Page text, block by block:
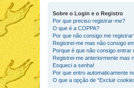
Sobre o Login e o Registro
Por que preciso registrar-me?
O que é a COPPA?
Por que não consigo me
Registrei-me mas não consigo
Porque é que não consigo entrar
Registrei-me anteriormente mas
Esqueci a senha!
Por que entro automaticamente
O que a opção de “Excluir